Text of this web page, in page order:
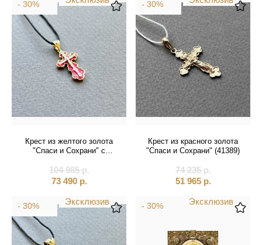
- 30%
Крест из желтого золота
"Спаси и Сохрани" с
104 985р.
73 490 р.
- 30%
Крест из красного золота
"Спаси и Сохрани" (41389)
74 235р.
51 965 р.
Эксклюзив
- 30% Эксклюзив
- 30%